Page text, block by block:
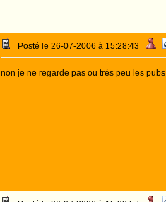
Posté le 26-07-2006 à 15:28:43
non je ne regarde pas ou très peu les pubs